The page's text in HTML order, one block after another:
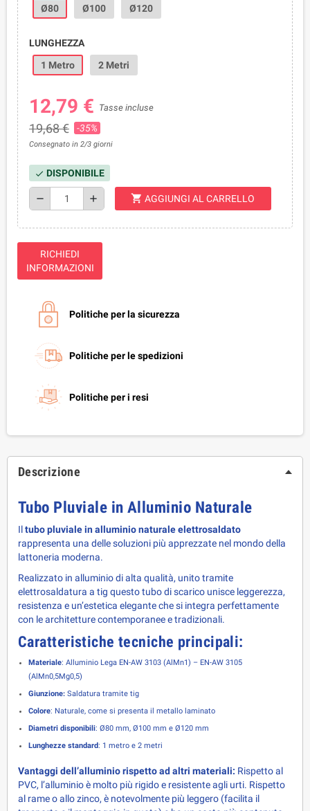
Ø80
Ø100 Ø120
LUNGHEZZA
1 Metro
2 Metri
12,79 € Tasse incluse
19,68 € -35%
Consegnato in 2/3 giorni
check DISPONIBILE
remove add shopping_cart AGGIUNGI AL CARRELLO
RICHIEDI
INFORMAZIONI
Politiche per la sicurezza
Politiche per le spedizioni
Politiche per i resi
Descrizione
Tubo Pluviale in Alluminio Naturale
Il tubo pluviale in alluminio naturale elettrosaldato
rappresenta una delle soluzioni più apprezzate nel mondo della
lattoneria moderna.
Realizzato in alluminio di alta qualità, unito tramite
elettrosaldatura a tig questo tubo di scarico unisce leggerezza,
resistenza e un’estetica elegante che si integra perfettamente
con le architetture contemporanee e tradizionali.
Caratteristiche tecniche principali:
Materiale: Alluminio Lega EN-AW 3103 (AlMn1) – EN-AW 3105
(AlMn0,5Mg0,5)
Giunzione: Saldatura tramite tig
Colore: Naturale, come si presenta il metallo laminato
Diametri disponibili: Ø80 mm, Ø100 mm e Ø120 mm
Lunghezze standard: 1 metro e 2 metri
Vantaggi dell’alluminio rispetto ad altri materiali: Rispetto al
PVC, l’alluminio è molto più rigido e resistente agli urti. Rispetto
al rame o allo zinco, è notevolmente più leggero (facilita il